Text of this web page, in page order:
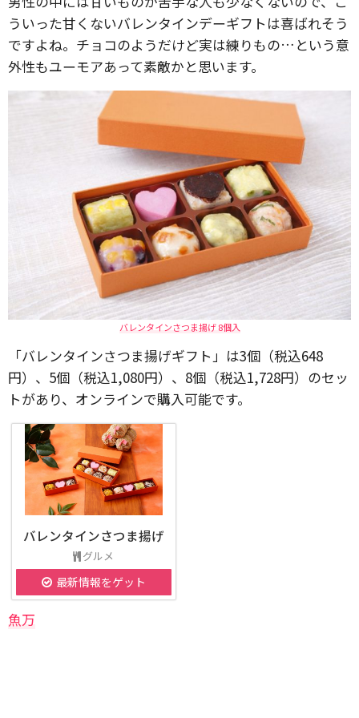
ういった甘くないバレンタインデーギフトは喜ばれそう
ですよね。チョコのようだけど実は練りもの…という意
外性もユーモアあって素敵かと思います。
バレンタインさつま揚げ 8個入
「バレンタインさつま揚げギフト」は3個（税込648
円）、5個（税込1,080円）、8個（税込1,728円）のセッ
トがあり、オンラインで購入可能です。
バレンタインさつま揚げ
グルメ
最新情報をゲット
魚万